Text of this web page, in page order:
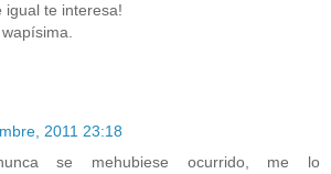
igual te interesa!
2011 23:18
se mehubiese ocurrido, me lo